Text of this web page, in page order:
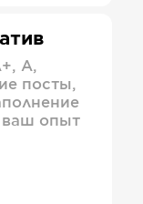
А,
посты,
ваш опыт